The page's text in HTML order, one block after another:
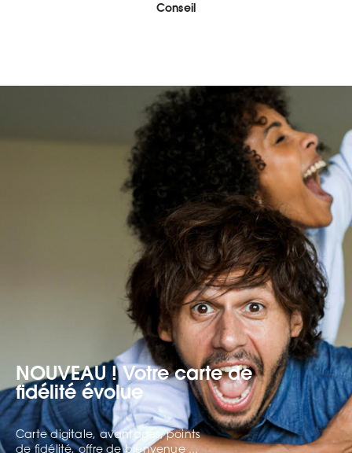
Conseil
NOUVEAU ! Votre carte de
fidélité évolue
Carte digitale, avantages, points
de fidélité, offre de bienvenue ...